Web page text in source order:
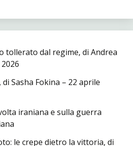
tollerato dal regime, di Andrea
Sasha Fokina – 22 aprile
iraniana e sulla guerra
le crepe dietro la vittoria, di